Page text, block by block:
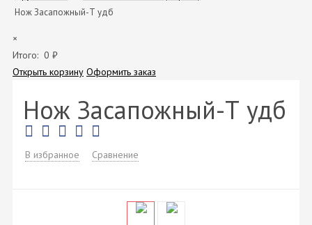
Нож Засапожный-Т удб
×
Итого: 0 ₽
Открыть корзину Оформить заказ
Нож Засапожный-Т удб
В избранное Сравнение